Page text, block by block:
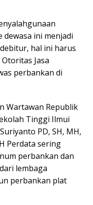
ini menjadi
hal ini harus
Jasa
perbankan di
Wartawan Republik
Tinggi Ilmui
PD, SH, MH,
Perdata sering
perbankan dan
lembaga
perbankan plat